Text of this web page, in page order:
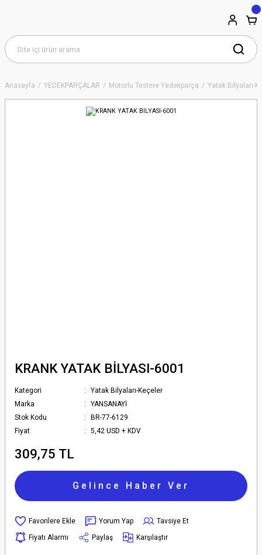
Anasayfa YEDEKPARÇALAR Motorlu Testere Yedekparça Yatak Bilyaları-
KRANK YATAK BİLYASI-6001
Kategori
Yatak Bilyaları-Keçeler
Marka
YANSANAYİ
Stok Kodu
BR-77-6129
Fiyat
5,42 USD + KDV
309,75 TL
Gelince Haber Ver
Yorum Yap
Tavsiye Et
Fiyatı Alarmı
Paylaş Karşılaştır